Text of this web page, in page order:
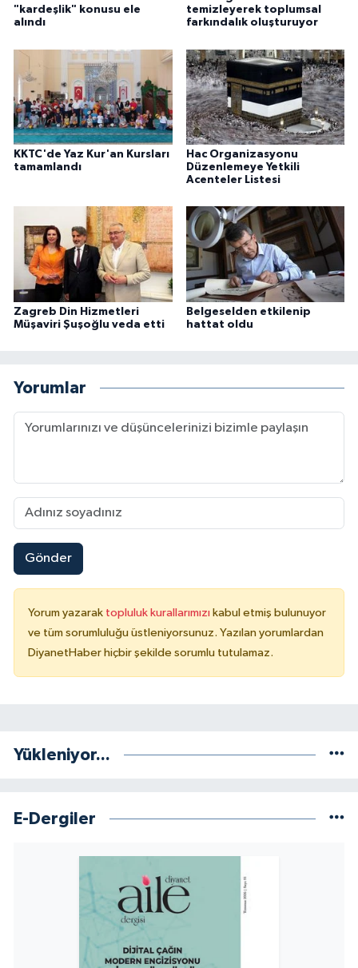
"kardeşlik" konusu ele
alındı
temizleyerek toplumsal
farkındalık oluşturuyor
KKTC'de Yaz Kur'an Kursları
tamamlandı
Hac Organizasyonu
Düzenlemeye Yetkili
Acenteler Listesi
Zagreb Din Hizmetleri
Müşaviri Şuşoğlu veda etti
Belgeselden etkilenip
hattat oldu
Yorumlar
Gönder
Yorum yazarak topluluk kurallarımızı kabul etmiş bulunuyor
ve tüm sorumluluğu üstleniyorsunuz. Yazılan yorumlardan
DiyanetHaber hiçbir şekilde sorumlu tutulamaz.
Yükleniyor...
E-Dergiler
Kütahya Müftülüğü
Malatya Müftülüğü
Manisa Müftülüğü
Mersin Müftülüğü
Muğla Müftülüğü
Muş Müftülüğü
Osmaniye Müftülüğü
Rize Müftülüğü
Sakarya Müftülüğü
Siirt Müftülüğü
Şanlıurfa Müftülüğü
Tokat Müftülüğü
Trabzon Müftülüğü